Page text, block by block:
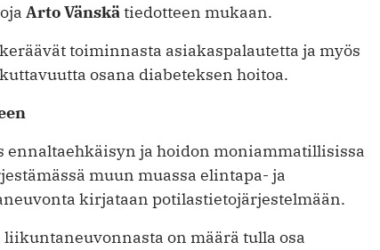
Arto Vänskätiedotteen mukaan.
toiminnasta asiakaspalautetta ja myös
osana diabeteksen hoitoa.
ja hoidon moniammatillisissa
muun muassa elintapa- ja
kirjataan potilastietojärjestelmään.
on määrä tulla osa